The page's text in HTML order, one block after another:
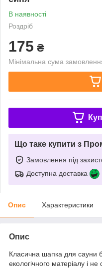
В наявності
Роздріб
175 ₴
Мінімальна сума
Що таке купити з
Замовлення під
Доступна доставка
Опис Характеристики
Опис
Класична шапка для сауни
екологічного матеріалу і